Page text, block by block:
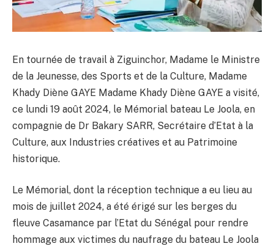
En tournée de travail à Ziguinchor, Madame le Ministre
de la Jeunesse, des Sports et de la Culture, Madame
Khady Diène GAYE Madame Khady Diène GAYE a visité,
ce lundi 19 août 2024, le Mémorial bateau Le Joola, en
compagnie de Dr Bakary SARR, Secrétaire d’Etat à la
Culture, aux Industries créatives et au Patrimoine
historique.
Le Mémorial, dont la réception technique a eu lieu au
mois de juillet 2024, a été érigé sur les berges du
fleuve Casamance par l’Etat du Sénégal pour rendre
hommage aux victimes du naufrage du bateau Le Joola